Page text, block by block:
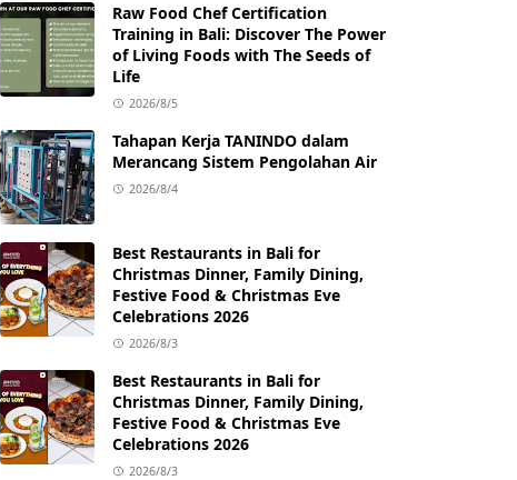
Raw Food Chef Certification
Training in Bali: Discover The Power
of Living Foods with The Seeds of
Life
2026/8/5
Tahapan Kerja TANINDO dalam
Merancang Sistem Pengolahan Air
2026/8/4
Best Restaurants in Bali for
Christmas Dinner, Family Dining,
Festive Food & Christmas Eve
Celebrations 2026
2026/8/3
Best Restaurants in Bali for
Christmas Dinner, Family Dining,
Festive Food & Christmas Eve
Celebrations 2026
2026/8/3